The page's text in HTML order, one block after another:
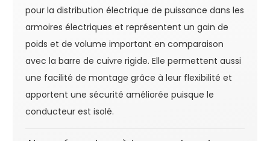
pour la distribution électrique de puissance dans les
armoires électriques et représentent un gain de
poids et de volume important en comparaison
avec la barre de cuivre rigide. Elle permettent aussi
une facilité de montage grâce à leur flexibilité et
apportent une sécurité améliorée puisque le
conducteur est isolé.